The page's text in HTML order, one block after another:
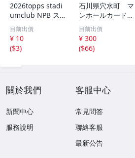
2026topps stadi
umclub NPB ス
タジアムクラブ 1
60 オリックスバ
ファローズ 西川
龍馬
目前出價
¥ 10
($3)
石川県穴水町 マ
ンホールカード
A001 ロット00
4
目前出價
¥ 300
($66)
關於我們
新聞中心
服務說明
客服中心
常見問答
聯絡客服
最新公告